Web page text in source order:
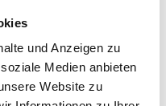
und Anzeigen zu
Medien anbieten
Website zu
2020, zwischen Troisdorf
Juli 2020jeweils